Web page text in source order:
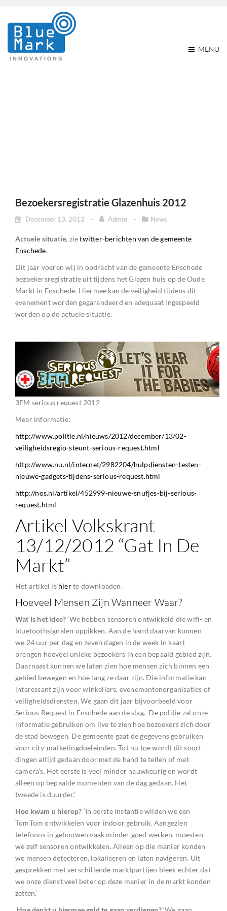
MENU
Bezoekersregistratie Glazenhuis 2012
December 13, 2012 Admin News
Actuele situatie, zietwitter-berichten van de gemeente
Enschede.
Dit jaar voeren wij in opdracht van de gemeente Enschede
bezoekersregistratie uit tijdens het Glazen huis op de Oude
Markt in Enschede. Hiermee kan de veiligheid tijdens dit
evenement worden gegarandeerd en adequaat ingespeeld
worden op de actuele situatie.
3FM serious request 2012
Meer informatie:
http://www.politie.nl/nieuws/2012/december/13/02-
veiligheidsregio-steunt-serious-request.html
http://www.nu.nl/internet/2982204/hulpdiensten-testen-
nieuwe-gadgets-tijdens-serious-request.html
http://nos.nl/artikel/452999-nieuwe-snufjes-bij-serious-
request.html
Artikel Volkskrant
13/12/2012 “Gat In De
Markt”
Het artikel is hierte downloaden.
Hoeveel Mensen Zijn Wanneer Waar?
Wat is het idee?‘We hebben sensoren ontwikkeld die wifi- en
bluetoothsignalen oppikken. Aan de hand daarvan kunnen
we 24 uur per dag en zeven dagen in de week in kaart
brengen hoeveel unieke bezoekers in een bepaald gebied zijn.
Daarnaast kunnen we laten zien hoe mensen zich binnen een
gebied bewegen en hoe lang ze daar zijn. Die informatie kan
interessant zijn voor winkeliers, evenementenorganisaties of
veiligheidsdiensten. We gaan dit jaar bijvoorbeeld voor
Serious Request in Enschede aan de slag. De politie zal onze
informatie gebruiken om live te zien hoe bezoekers zich door
de stad bewegen. De gemeente gaat de gegevens gebruiken
voor city-matketingdoeleinden. Tot nu toe wordt dit soort
dingen altijd gedaan door met de hand te tellen of met
camera’s. Het eerste is veel minder nauwkeurig en wordt
alleen op bepaalde momenten van de dag gedaan. Het
tweede is duurder.’
Hoe kwam u hierop? ‘In eerste instantie wilden we een
TomTom ontwikkelen voor indoor gebruik. Aangezien
telefoons in gebouwen vaak minder goed werken, moesten
we zelf sensoren ontwikkelen. Alleen op die manier konden
we mensen detecteren, lokaliseren en laten navigeren. Uit
gesprekken met verschillende marktpartijen bleek echter dat
we onze dienst veel beter op deze manier in de markt konden
zetten.’